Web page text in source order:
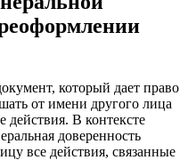
который дает право
от имени другого лица
действия. В контексте
доверенность
все действия, связанные